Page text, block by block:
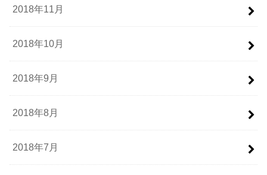
2018年11月
2018年10月
2018年9月
2018年8月
2018年7月